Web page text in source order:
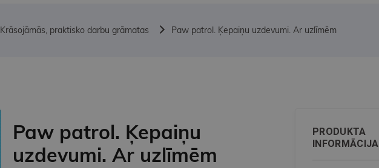
Krāsojāmās, praktisko darbu grāmatas Paw patrol. Ķepaiņu uzdevumi. Ar uzlīmēm
Paw patrol. Ķepaiņu
uzdevumi. Ar uzlīmēm
PRODUKTA
INFORMĀCIJA